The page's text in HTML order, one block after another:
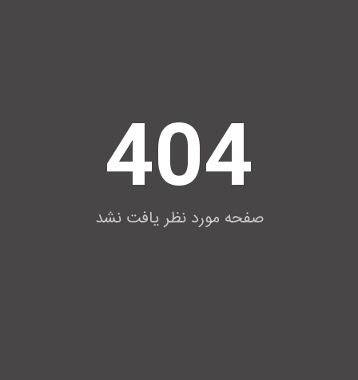
404
صفحه مورد نظر یافت نشد